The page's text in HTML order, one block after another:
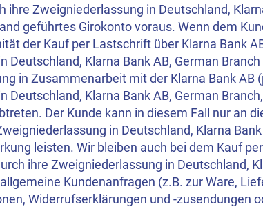
ihre Zweigniederlassung in Deutschland,
geführtes Girokonto voraus. Wenn dem
der Kauf per Lastschrift über Klarna Bank
Deutschland, Klarna Bank AB, German
in Zusammenarbeit mit der Klarna Bank AB
Deutschland, Klarna Bank AB, German
Der Kunde kann in diesem Fall nur an
in Deutschland, Klarna
leisten. Wir bleiben auch bei dem Kauf
ihre Zweigniederlassung in Deutschland,
Kundenanfragen (z.B. zur Ware,
Widerrufserklärungen und -zusendungen